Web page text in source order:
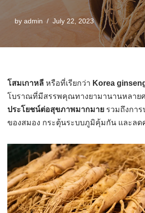
by admin July 22, 2023
โสมเกาหลี หรือที่เรียกว่า Korea
โบราณที่มีสรรพคุณทางยามานานหลาย
ประโยชน์ต่อสุขภาพมากมาย รวมถึงกา
ของสมอง กระตุ้นระบบภูมิคุ้มกัน และลด